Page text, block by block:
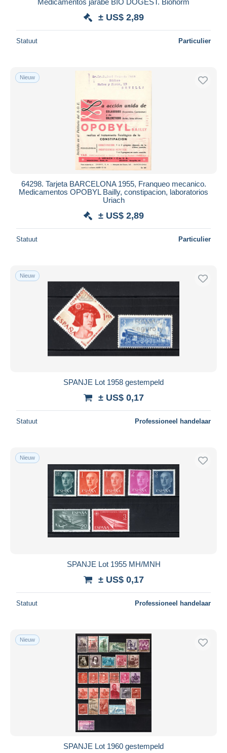
± US$ 2,89
Statuut Particulier
Nieuw
64298. Tarjeta BARCELONA 1955, Franqueo mecanico.
Medicamentos OPOBYL Bailly, constipacion, laboratorios
Uriach
± US$ 2,89
Statuut Particulier
Nieuw
SPANJE Lot 1958 gestempeld
± US$ 0,17
Statuut Professioneel handelaar
Nieuw
SPANJE Lot 1955 MH/MNH
± US$ 0,17
Statuut Professioneel handelaar
Nieuw
SPANJE Lot 1960 gestempeld